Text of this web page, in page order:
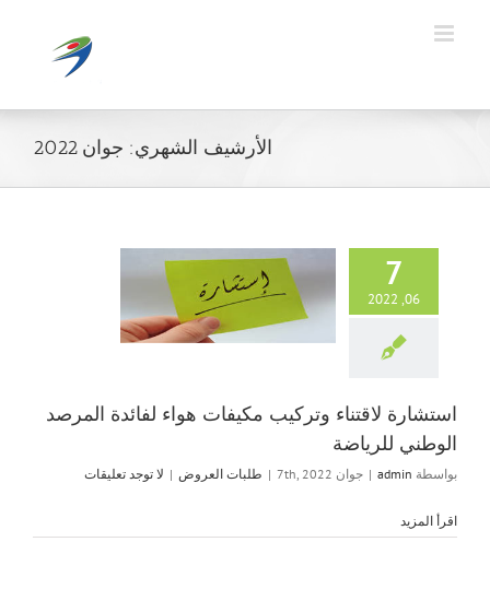
الأرشيف الشهري: جوان 2022
7
06, 2022
استشارة لاقتناء وتركيب مكيفات هواء لفائدة المرصد
الوطني للرياضة
بواسطة admin
| جوان 7th, 2022 | طلبات العروض | لا توجد تعليقات
‫اقرأ المزيد